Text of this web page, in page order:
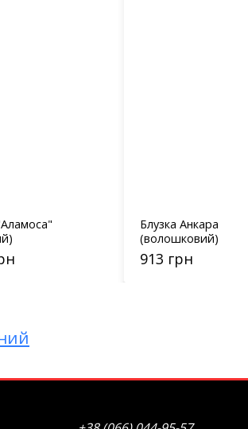
Блузка Анкара
(волошковий)
913 грн